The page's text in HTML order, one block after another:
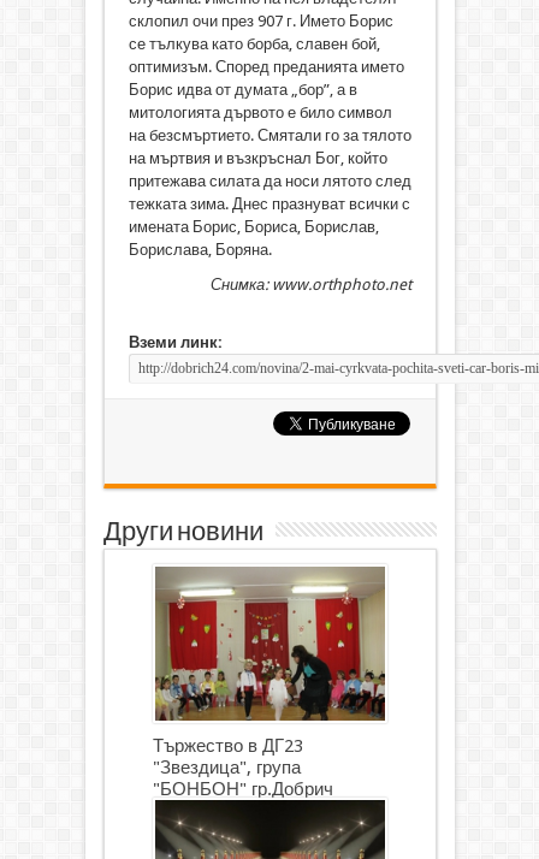
склопил очи през 907 г. Името Борис
се тълкува като борба, славен бой,
оптимизъм. Според преданията името
Борис идва от думата „бор”, а в
митологията дървото е било символ
на безсмъртието. Смятали го за тялото
на мъртвия и възкръснал Бог, който
притежава силата да носи лятото след
тежката зима. Днес празнуват всички с
имената Борис, Бориса, Борислав,
Борислава, Боряна.
Снимка: www.orthphoto.net
Вземи линк:
Други новини
Тържество в ДГ23
"Звездица", група
"БОНБОН" гр.Добрич
(СНИМКИ)